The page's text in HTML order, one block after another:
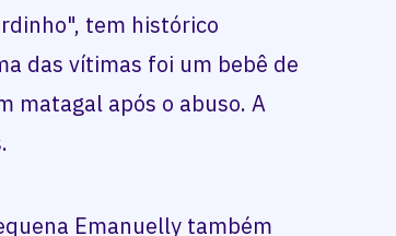
tem histórico
das vítimas foi um bebê de
matagal após o abuso. A
Emanuelly também